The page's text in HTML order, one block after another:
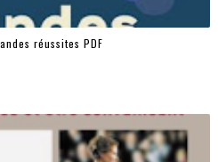
réussites PDF